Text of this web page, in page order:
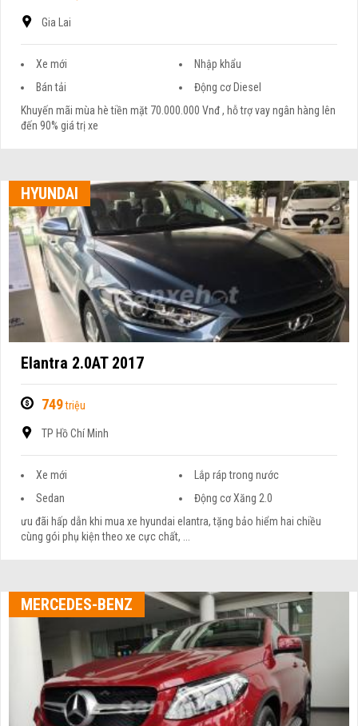
Gia Lai
Xe mới
Nhập khẩu
Bán tải
Động cơ Diesel
Khuyến mãi mùa hè tiền mặt 70.000.000 Vnđ , hỗ trợ vay ngân hàng lên
đến 90% giá trị xe
HYUNDAI
Elantra 2.0AT 2017
749triệu
TP Hồ Chí Minh
Xe mới
Lắp ráp trong nước
Sedan
Động cơ Xăng 2.0
ưu đãi hấp dẫn khi mua xe hyundai elantra, tặng bảo hiểm hai chiều
cùng gói phụ kiện theo xe cực chất, ...
MERCEDES-BENZ